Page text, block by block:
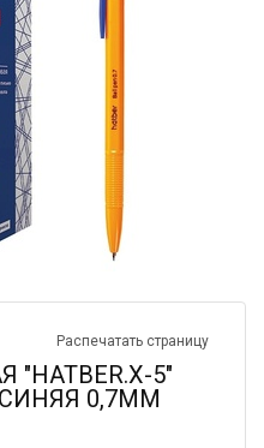
Распечатать страницу
5"
0,7ММ